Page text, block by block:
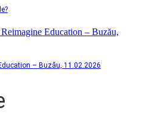
– Buzău, 11.02.2026